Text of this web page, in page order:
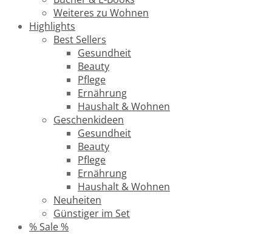
Weiteres zu Wohnen
Highlights
Best Sellers
Gesundheit
Beauty
Pflege
Ernährung
Haushalt & Wohnen
Geschenkideen
Gesundheit
Beauty
Pflege
Ernährung
Haushalt & Wohnen
Neuheiten
Günstiger im Set
% Sale %